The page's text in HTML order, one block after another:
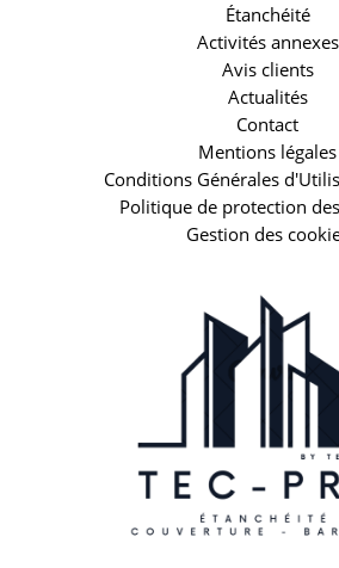
Étanchéité
Activités annexes
Avis clients
Actualités
Contact
Mentions légales
Conditions Générales
Politique de protection
Gestion des